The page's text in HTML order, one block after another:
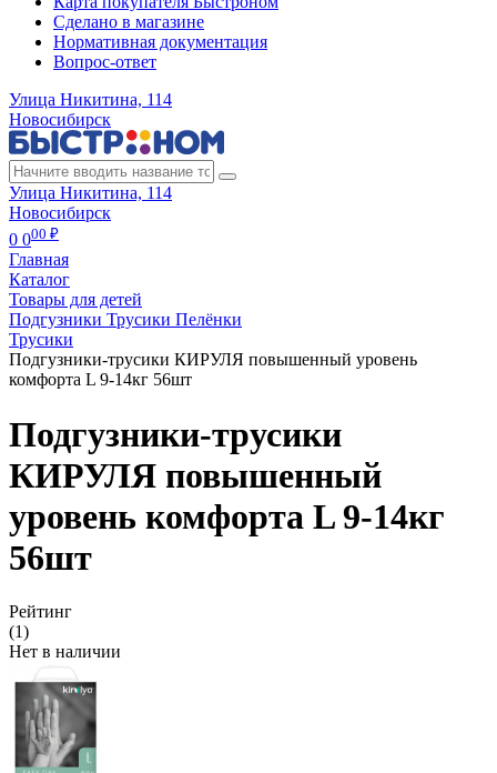
Сделано в магазине
Нормативная документация
Вопрос-ответ
Улица Никитина, 114
Новосибирск
Улица Никитина, 114
Новосибирск
0 000 ₽
Главная
Каталог
Товары для детей
Подгузники Трусики Пелёнки
Трусики
Подгузники-трусики КИРУЛЯ повышенный уровень
комфорта L 9-14кг 56шт
Подгузники-трусики
КИРУЛЯ повышенный
уровень комфорта L 9-14кг
56шт
Рейтинг
(1)
Нет в наличии